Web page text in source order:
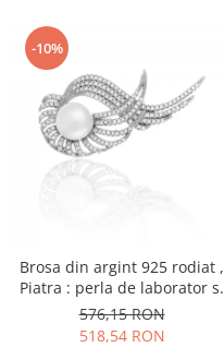
-10%
Brosa din argint 925 rodiat ,
Piatra : perla de laborator si
cubic zirconia , Culoare : alb
si cubic zirconia ,
576,15 RON
518,54 RON